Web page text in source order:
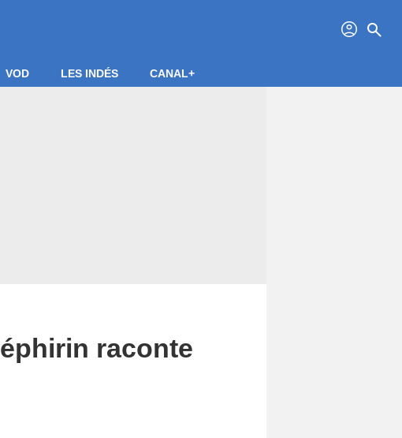
profil search
VOD LES INDÉS CANAL+
raconte